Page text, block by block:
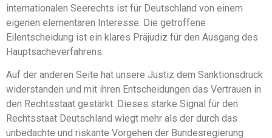
internationalen Seerechts ist für Deutschland von einem
eigenen elementaren Interesse. Die getroffene
Eilentscheidung ist ein klares Präjudiz für den Ausgang des
Hauptsacheverfahrens.
Auf der anderen Seite hat unsere Justiz dem Sanktionsdruck
widerstanden und mit ihren Entscheidungen das Vertrauen in
den Rechtsstaat gestärkt. Dieses starke Signal für den
Rechtsstaat Deutschland wiegt mehr als der durch das
unbedachte und riskante Vorgehen der Bundesregierung